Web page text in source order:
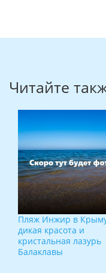
Читайте
Пляж Инжир в Крыму:
дикая красота и
кристальная лазурь